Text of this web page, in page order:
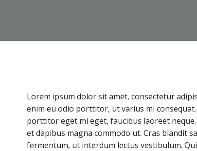
Lorem ipsum dolor sit amet, consectetur
enim eu odio porttitor, ut varius mi
porttitor eget mi eget, faucibus laoreet
et dapibus magna commodo ut. Cras blandit
fermentum, ut interdum lectus vestibulum.